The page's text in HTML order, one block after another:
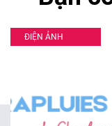
ĐIỆN ẢNH